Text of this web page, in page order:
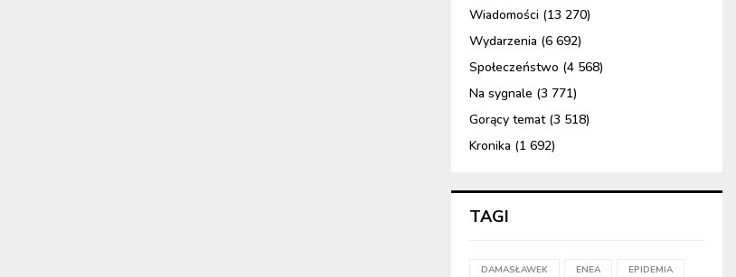
Wiadomości (13 270)
Wydarzenia (6 692)
Społeczeństwo (4 568)
Na sygnale (3 771)
Gorący temat(3 518)
Kronika (1 692)
TAGI
DAMASŁAWEK ENEA EPIDEMIA